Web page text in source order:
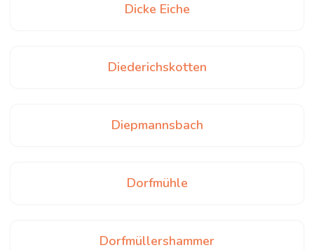
Dicke Eiche
Diederichskotten
Diepmannsbach
Dorfmühle
Dorfmüllershammer